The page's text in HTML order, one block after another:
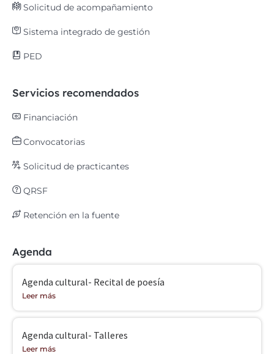
Solicitud de acompañamiento
Sistema integrado de gestión
PED
Servicios recomendados
Financiación
Convocatorias
Solicitud de practicantes
QRSF
Retención en la fuente
Agenda
Agenda cultural- Recital de poesía
Leer más
Agenda cultural- Talleres
Leer más